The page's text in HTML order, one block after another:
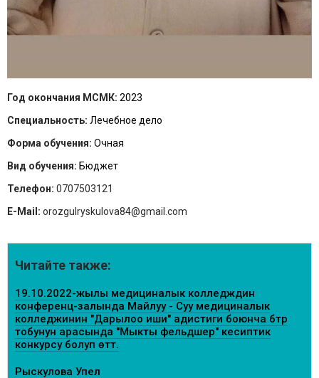
Год окончания МСМК: 2023
Специальность: Лечебное дело
Форма обучения: Очная
Вид обучения: Бюджет
Телефон: 0707503121
E-Mail: orozgulryskulova84@gmail.com
Читайте также:
19.10.2022-жылы медициналык колледждин
конференц-залында Майлуу - Суу медициналык
колледжинин "Дарылоо иши" адистиги боюнча бүтүрүү
тобунун арасында "Мыкты фельдшер" кесиптик
конкурсу болуп өттү.
Рыскулова Упел